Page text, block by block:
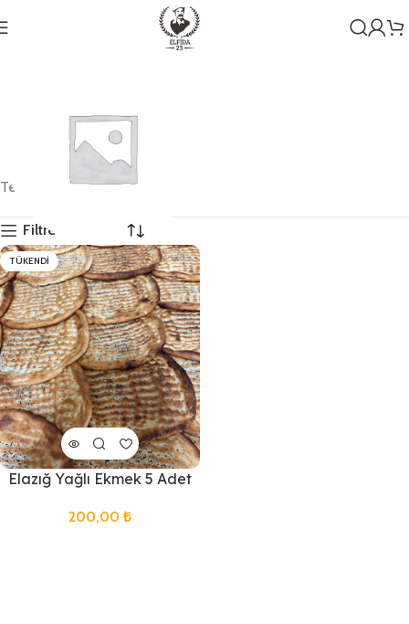
Genel
1 ürün
Tek bir sonuç gösteriliyor
Filtreleri Göster
TÜKENDI
Elazığ Yağlı Ekmek 5 Adet
200,00 ₺